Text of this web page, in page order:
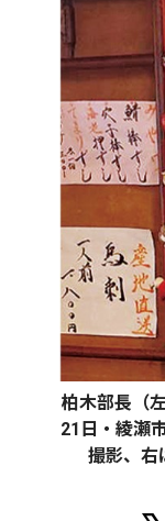
柏木部長（
21日・綾瀬
撮影、右